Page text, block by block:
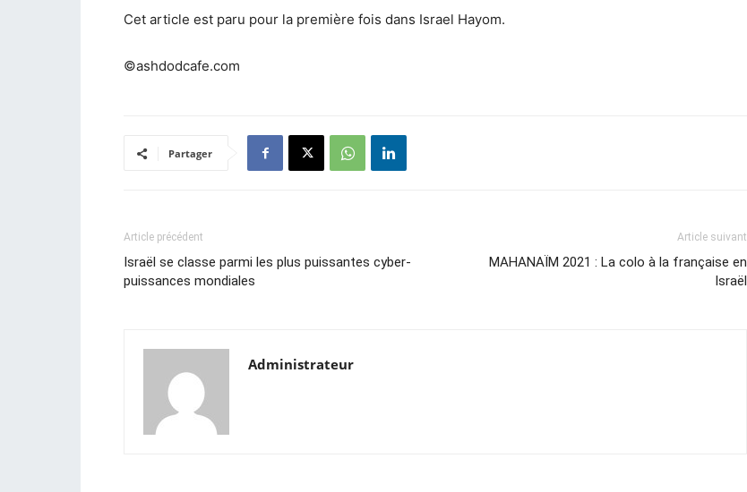
Cet article est paru pour la première fois dans Israel Hayom.
©ashdodcafe.com
Partager
Article précédent
Israël se classe parmi les plus puissantes cyber-
puissances mondiales
Article suivant
MAHANAÏM 2021 : La colo à la française en
Israël
Administrateur